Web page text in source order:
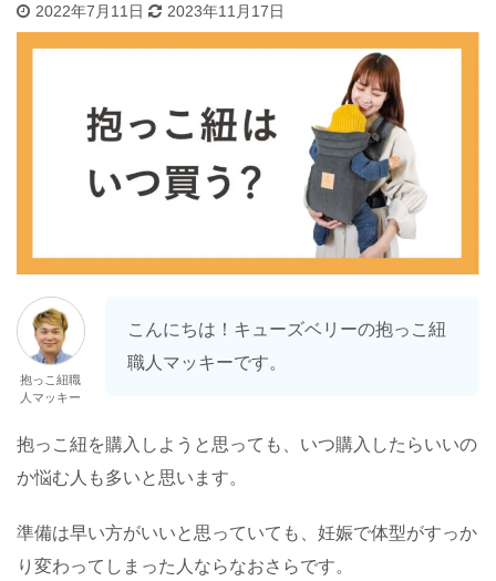
2022年7月11日 2023年11月17日
抱っこ紐職
人マッキー
こんにちは！キューズベリーの抱っこ紐
職人マッキーです。
抱っこ紐を購入しようと思っても、いつ購入したらいいの
か悩む人も多いと思います。
準備は早い方がいいと思っていても、妊娠で体型がすっか
り変わってしまった人ならなおさらです。